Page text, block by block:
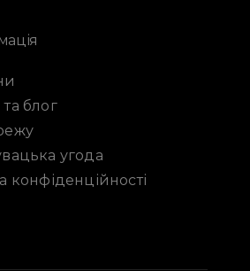
блог
угода
конфіденційності